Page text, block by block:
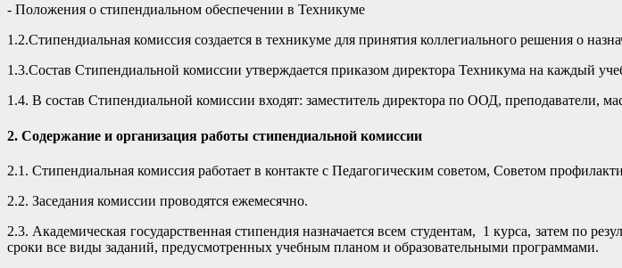
- Положения о стипендиальном обеспечении в Техникуме
1.2.Стипендиальная комиссия создается в техникуме для принятия коллегиального решения о
1.3.Состав Стипендиальной комиссии утверждается приказом директора Техникума на каждый
1.4. В состав Стипендиальной комиссии входят: заместитель директора по ООД, преподаватели,
2. Содержание и организация работы стипендиальной комиссии
2.1. Стипендиальная комиссия работает в контакте с Педагогическим советом, Советом
2.2. Заседания комиссии проводятся ежемесячно.
2.3. Академическая государственная стипендия назначается всем студентам, 1 курса, затем по
сроки все виды заданий, предусмотренных учебным планом и образовательными программами.